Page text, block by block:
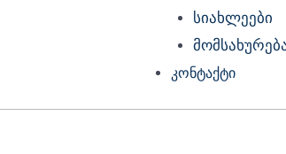
სიახლეები
კონტაქტი